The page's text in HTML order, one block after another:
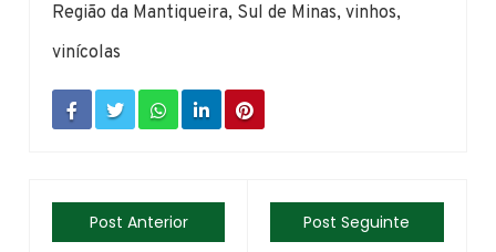
Região da Mantiqueira, Sul de Minas,vinhos,
vinícolas
Post Anterior Post Seguinte